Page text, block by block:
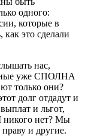
одного:
которые в
это сделали
нас,
уже СПОЛНА
только они?
долг отдадут и
и льгот,
никого нет? Мы
и другие.